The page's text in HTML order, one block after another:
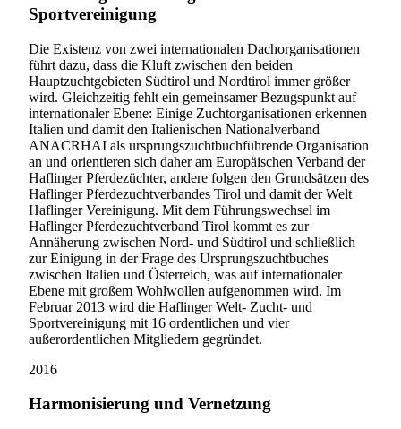
Sportvereinigung
Die Existenz von zwei internationalen Dachorganisationen
führt dazu, dass die Kluft zwischen den beiden
Hauptzuchtgebieten Südtirol und Nordtirol immer größer
wird. Gleichzeitig fehlt ein gemeinsamer Bezugspunkt auf
internationaler Ebene: Einige Zuchtorganisationen erkennen
Italien und damit den Italienischen Nationalverband
ANACRHAI als ursprungszuchtbuchführende Organisation
an und orientieren sich daher am Europäischen Verband der
Haflinger Pferdezüchter, andere folgen den Grundsätzen des
Haflinger Pferdezuchtverbandes Tirol und damit der Welt
Haflinger Vereinigung. Mit dem Führungswechsel im
Haflinger Pferdezuchtverband Tirol kommt es zur
Annäherung zwischen Nord- und Südtirol und schließlich
zur Einigung in der Frage des Ursprungszuchtbuches
zwischen Italien und Österreich, was auf internationaler
Ebene mit großem Wohlwollen aufgenommen wird. Im
Februar 2013 wird die Haflinger Welt- Zucht- und
Sportvereinigung mit 16 ordentlichen und vier
außerordentlichen Mitgliedern gegründet.
2016
Harmonisierung und Vernetzung